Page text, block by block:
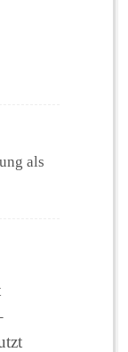
als